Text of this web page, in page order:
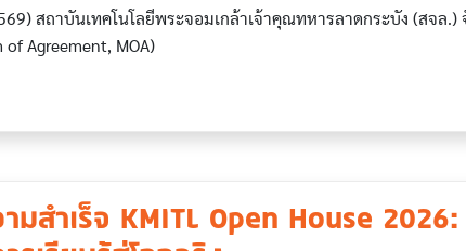
สถาบันเทคโนโลยีพระจอมเกล้าเจ้าคุณทหารลาดกระบัง (สจล
of Agreement, MOA)
มสำเร็จ KMITL Open House